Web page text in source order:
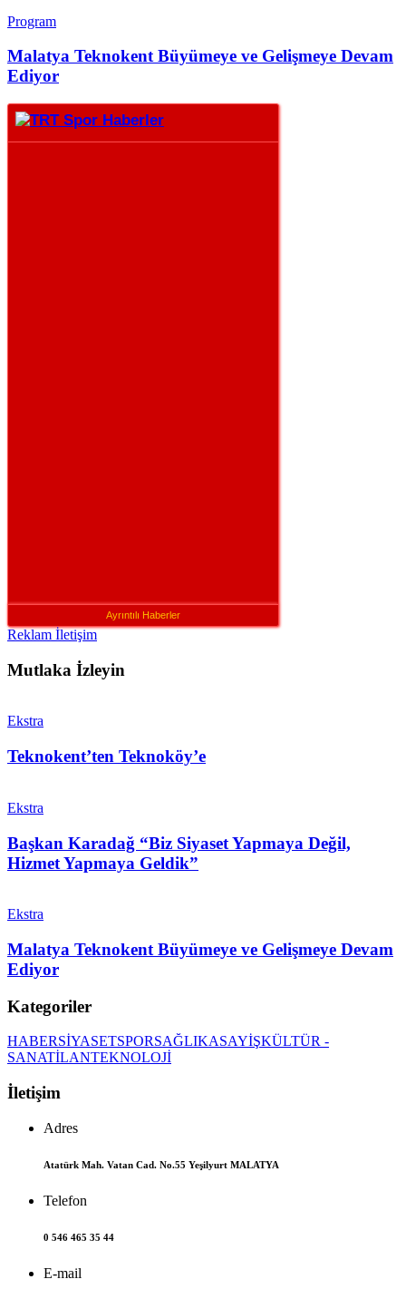
Program
Malatya Teknokent Büyümeye ve Gelişmeye Devam
Ediyor
Ayrıntılı Haberler
Reklam İletişim
Mutlaka İzleyin
Ekstra
Teknokent’ten Teknoköy’e
Ekstra
Başkan Karadağ “Biz Siyaset Yapmaya Değil,
Hizmet Yapmaya Geldik”
Ekstra
Malatya Teknokent Büyümeye ve Gelişmeye Devam
Ediyor
Kategoriler
HABERSİYASETSPORSAĞLIKASAYİŞKÜLTÜR -
SANATİLANTEKNOLOJİ
İletişim
Adres
Atatürk Mah. Vatan Cad. No.55 Yeşilyurt MALATYA
Telefon
0 546 465 35 44
E-mail